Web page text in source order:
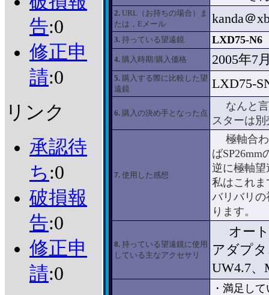
告:0
修正申
請:0
リンク
承認待
ち :0
破損報
告:0
修正申
請:0
2. URL（お持ちの場合）ま
たは，Eメール
kanda＠
3. 持っている望遠鏡 LXD75-N6
4. 購入時期/購入価格 2005年7
5. 購入する際に比較した望
遠鏡
LXD75-
6. 購入の決め手となった点
なんと言
スターは
7. 使用した感想
極軸合わ
ば
逆に極軸
私はこれ
バリバリ
ります。
8. 持っている望遠鏡に使用
している主なアクセサリ
オート
アダプ
UW4.7、
・満足し